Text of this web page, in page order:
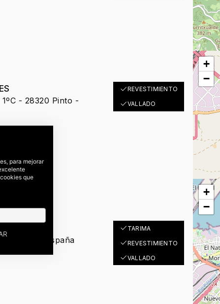
- 28320 Pinto -
REVESTIMIENTO
VALLADO
+
−
Gijón - España
TARIMA
REVESTIMIENTO
VALLADO
+
−
para mejorar
que